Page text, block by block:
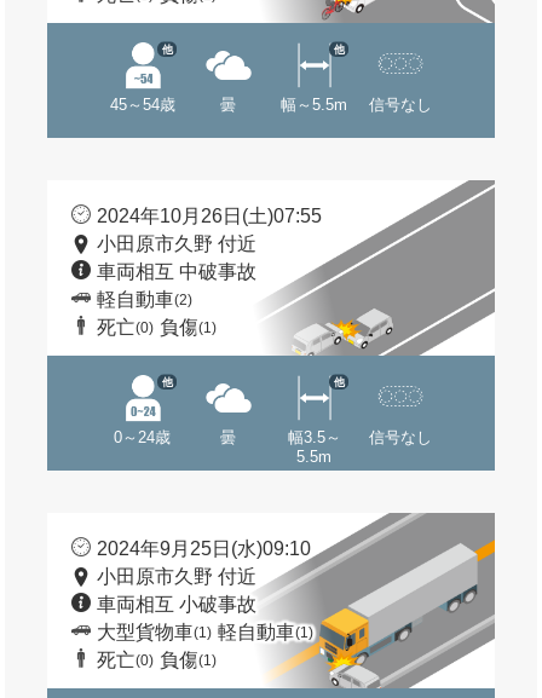
45～54歳
他
曇 幅～5.5m
他
信号なし
2024年10月26日(土)07:55
小田原市久野 付近
車両相互 中破事故
軽自動車(2)
死亡(0) 負傷(1)
0～24歳
他
曇
幅3.5～
5.5m
他
信号なし
2024年9月25日(水)09:10
小田原市久野 付近
車両相互 小破事故
大型貨物車(1) 軽自動車(1)
死亡(0) 負傷(1)